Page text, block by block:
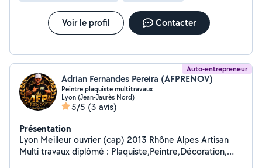
Voir le profil Contacter
Auto-entrepreneur
Adrian Fernandes Pereira (AFPRENOV)
Peintre plaquiste multitravaux
Lyon (Jean-Jaurès Nord)
5/5 (3 avis)
Présentation
Lyon Meilleur ouvrier (cap) 2013 Rhône Alpes Artisan
Multi travaux diplômé : Plaquiste,Peintre,Décoration,